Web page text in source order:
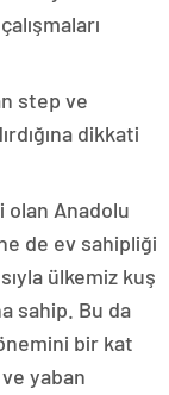
step ve
dikkati
olan Anadolu
de ev sahipliği
ülkemiz kuş
sahip. Bu da
bir kat
yaban